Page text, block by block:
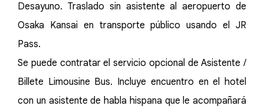
Desayuno. Traslado sin asistente al aeropuerto de
Osaka Kansai en transporte público usando el JR
Pass.
Se puede contratar el servicio opcional de Asistente /
Billete Limousine Bus. Incluye encuentro en el hotel
con un asistente de habla hispana que le acompañará